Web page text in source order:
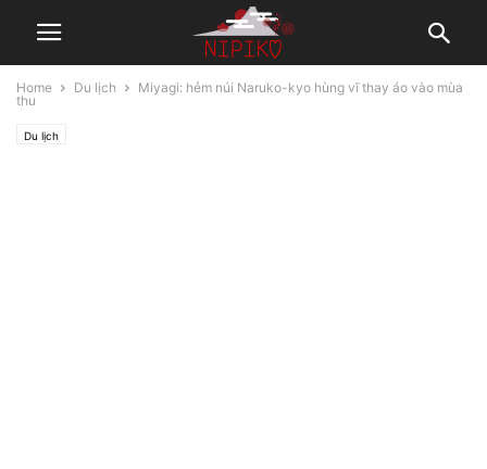
Home Du lịch
Miyagi: hẻm núi Naruko-kyo hùng vĩ thay áo vào mùa
thu
Du lịch